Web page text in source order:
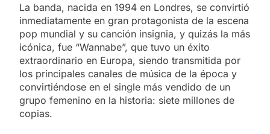
La banda, nacida en 1994 en Londres, se convirtió
inmediatamente en gran protagonista de la escena
pop mundial y su canción insignia, y quizás la más
icónica, fue “Wannabe”, que tuvo un éxito
extraordinario en Europa, siendo transmitida por
los principales canales de música de la época y
convirtiéndose en el single más vendido de un
grupo femenino en la historia: siete millones de
copias.